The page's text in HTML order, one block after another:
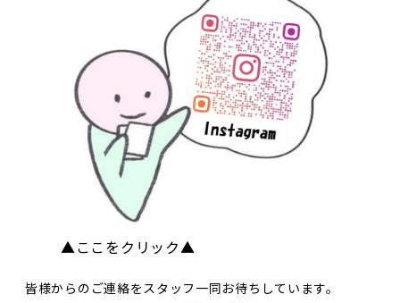
▲ここをクリック▲
皆様からのご連絡をスタッフ一同お待ちしています。